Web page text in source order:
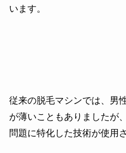
います。
従来の脱毛マシンでは、男
が薄いこともありましたが
問題に特化した技術が使用